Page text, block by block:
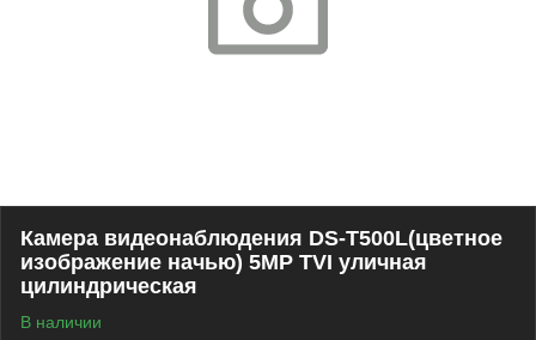
Камера видеонаблюдения DS-T500L(цветное
изображение начью) 5MP TVI уличная
цилиндрическая
В наличии